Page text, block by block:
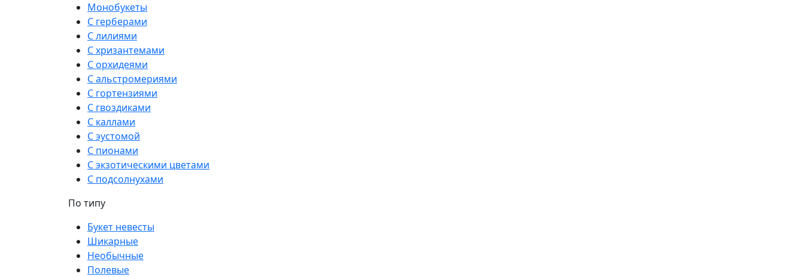
Монобукеты
С герберами
С лилиями
С хризантемами
С орхидеями
С альстромериями
С гортензиями
С гвоздиками
С каллами
С эустомой
С пионами
С экзотическими цветами
С подсолнухами
По типу
Букет невесты
Шикарные
Необычные
Полевые